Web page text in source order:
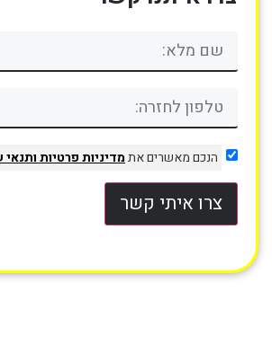
הנכם מאשרים אתמדיניות פרטיותותנאי
צרו איתי קשר